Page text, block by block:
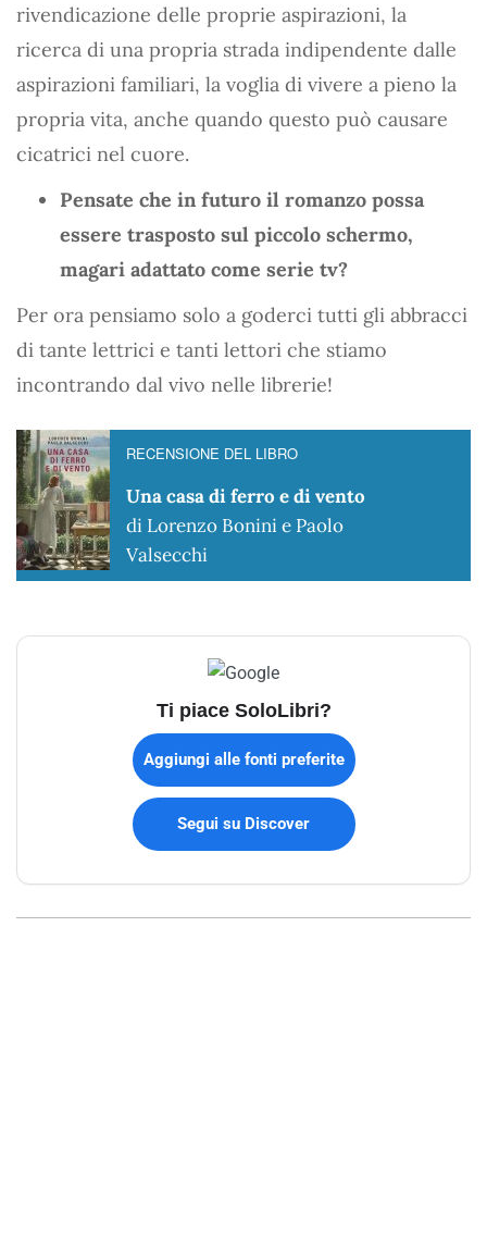
rivendicazione delle proprie aspirazioni, la
ricerca di una propria strada indipendente dalle
aspirazioni familiari, la voglia di vivere a pieno la
propria vita, anche quando questo può causare
cicatrici nel cuore.
Pensate che in futuro il romanzo possa
essere trasposto sul piccolo schermo,
magari adattato come serie tv?
Per ora pensiamo solo a goderci tutti gli abbracci
di tante lettrici e tanti lettori che stiamo
incontrando dal vivo nelle librerie!
RECENSIONE DEL LIBRO
Una casa di ferro e di vento
di Lorenzo Bonini e Paolo
Valsecchi
Ti piace SoloLibri?
Aggiungi alle fonti preferite
Segui su Discover